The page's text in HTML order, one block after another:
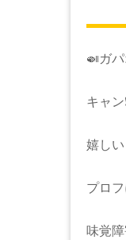
🍛ガ
キャ
嬉し
プロ
味覚